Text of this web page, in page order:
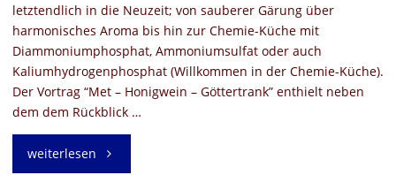
letztendlich in die Neuzeit; von sauberer Gärung über
harmonisches Aroma bis hin zur Chemie-Küche mit
Diammoniumphosphat, Ammoniumsulfat oder auch
Kaliumhydrogenphosphat (Willkommen in der Chemie-Küche).
Der Vortrag “Met – Honigwein – Göttertrank” enthielt neben
dem dem Rückblick …
weiterlesen"Vortrag